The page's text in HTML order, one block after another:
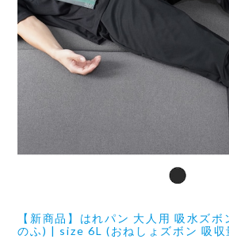
【新商品】はれパン 大人用 吸水ズ
のふ) | size 6L (おねしょズボン 吸